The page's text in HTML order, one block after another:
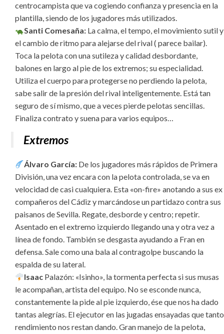
centrocampista que va cogiendo confianza y presencia en la
plantilla, siendo de los jugadores más utilizados.
Santi Comesaña: La calma, el tempo, el movimiento sutil y
el cambio de ritmo para alejarse del rival ( parece bailar).
Toca la pelota con una sutileza y calidad desbordante,
balones en largo al pie de los extremos; su especialidad.
Utiliza el cuerpo para protegerse no perdiendo la pelota,
sabe salir de la presión del rival inteligentemente. Está tan
seguro de sí mismo, que a veces pierde pelotas sencillas.
Finaliza contrato y suena para varios equipos…
Extremos
Álvaro García: De los jugadores más rápidos de Primera
División, una vez encara con la pelota controlada, se va en
velocidad de casi cualquiera. Esta «on-fire» anotando a sus ex
compañeros del Cádiz y marcándose un partidazo contra sus
paisanos de Sevilla. Regate, desborde y centro; repetir.
Asentado en el extremo izquierdo llegando una y otra vez a
línea de fondo. También se desgasta ayudando a Fran en
defensa. Sale como una bala al contragolpe buscando la
espalda de su lateral.
Isaac Palazón: «Isinho», la tormenta perfecta si sus musas
le acompañan, artista del equipo. No se esconde nunca,
constantemente la pide al pie izquierdo, ése que nos ha dado
tantas alegrías. El ejecutor en las jugadas ensayadas que tanto
rendimiento nos restan dando. Gran manejo de la pelota,